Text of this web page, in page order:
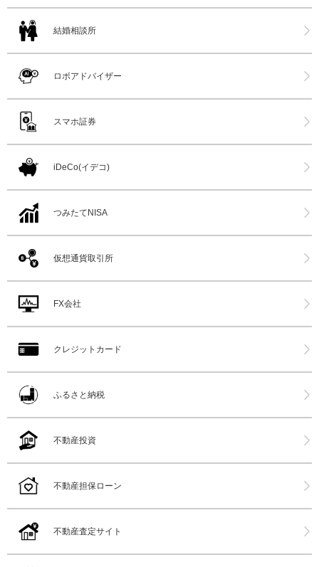
結婚相談所
ロボアドバイザー
スマホ証券
iDeCo(イデコ)
つみたてNISA
仮想通貨取引所
FX会社
クレジットカード
ふるさと納税
不動産投資
不動産担保ローン
不動産査定サイト